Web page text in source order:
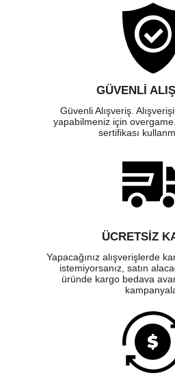
GÜVENLI
Güvenli Alışveriş.
yapabilmeniz için
sertifikası
ÜCRETSIZ
Yapacağınız alışverişlerde
istemiyorsanız, satın
üründe kargo bedava